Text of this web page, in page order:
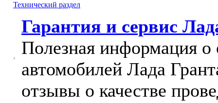
Технический раздел
Гарантия и сервис
Полезная информация
автомобилей Лада
отзывы о качестве